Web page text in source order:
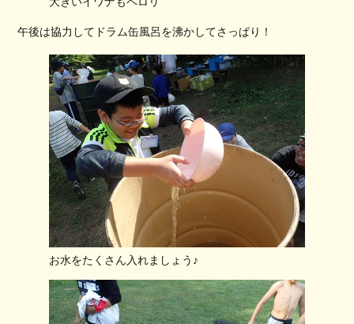
午後は協力してドラム缶風呂を沸かしてさっぱり！
お水をたくさん入れましょう♪